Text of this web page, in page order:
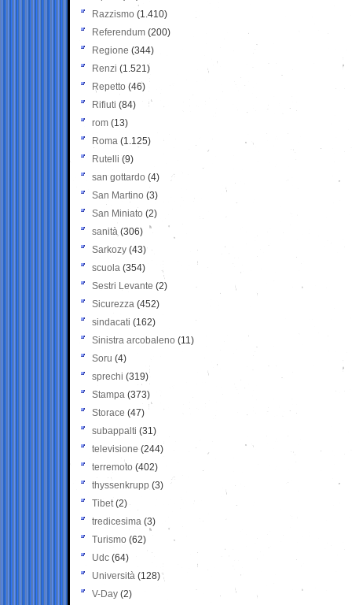
Razzismo (1.410)
Referendum (200)
Regione (344)
Renzi (1.521)
Repetto (46)
Rifiuti (84)
rom (13)
Roma (1.125)
Rutelli (9)
san gottardo (4)
San Martino (3)
San Miniato (2)
sanità (306)
Sarkozy (43)
scuola (354)
Sestri Levante (2)
Sicurezza (452)
sindacati (162)
Sinistra arcobaleno (11)
Soru (4)
sprechi (319)
Stampa (373)
Storace (47)
subappalti (31)
televisione(244)
terremoto (402)
thyssenkrupp (3)
Tibet(2)
tredicesima (3)
Turismo (62)
Udc (64)
Università (128)
V-Day (2)